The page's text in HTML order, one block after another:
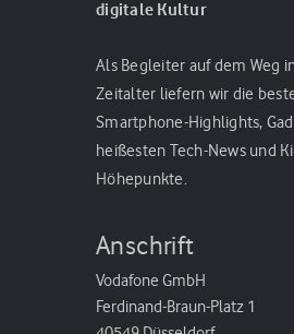
digitale Kultur
Als Begleiter auf dem Weg
Zeitalter liefern wir die
Smartphone-Highlights,
heißesten Tech-News und
Höhepunkte.
Anschrift
Vodafone GmbH
Ferdinand-Braun-Platz 1